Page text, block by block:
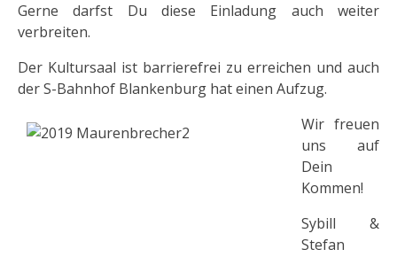
Gerne darfst Du diese Einladung auch weiter
verbreiten.
Der Kultursaal ist barrierefrei zu erreichen und auch
der S-Bahnhof Blankenburg hat einen Aufzug.
Wir freuen
uns auf
Dein
Kommen!
Sybill &
Stefan